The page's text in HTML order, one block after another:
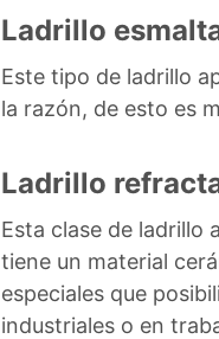
Ladrillo
Este tipo de ladrillo
la razón, de esto es
Ladrillo
Esta clase de ladrillo
tiene un material
especiales que
industriales o en